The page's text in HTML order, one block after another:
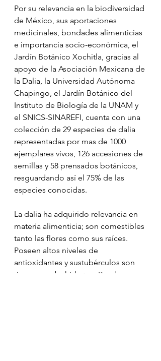
Por su relevancia en la biodiversidad
de México, sus aportaciones
medicinales, bondades alimenticias
e importancia socio-económica, el
Jardín Botánico Xochitla, gracias al
apoyo de la Asociación Mexicana de
la Dalia, la Universidad Autónoma
Chapingo, el Jardín Botánico del
Instituto de Biología de la UNAM y
el SNICS-SINAREFI, cuenta con una
colección de 29 especies de dalia
representadas por mas de 1000
ejemplares vivos, 126 accesiones de
semillas y 58 prensados botánicos,
resguardando así el 75% de las
especies conocidas.
La dalia ha adquirido relevancia en
materia alimenticia; son comestibles
tanto las flores como sus raíces.
Poseen altos niveles de
antioxidantes y sustubérculos son
ricos en carbohidratos. Pueden